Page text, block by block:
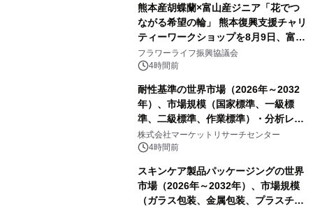
熊本産胡蝶蘭×富山産ジニア「花でつ
ながる希望の輪」 熊本復興支援チャリ
ティーワークショップを8月9日、富
山・射水で開催
フラワーライフ振興協議会
4時間前
耐性基準の世界市場（2026年～2032
年）、市場規模（国家標準、一級標
準、二級標準、作業標準）・分析レポ
ートを発表
株式会社マーケットリサーチセンター
4時間前
スキンケア製品パッケージングの世界
市場（2026年～2032年）、市場規模
（ガラス包装、金属包装、プラスチッ